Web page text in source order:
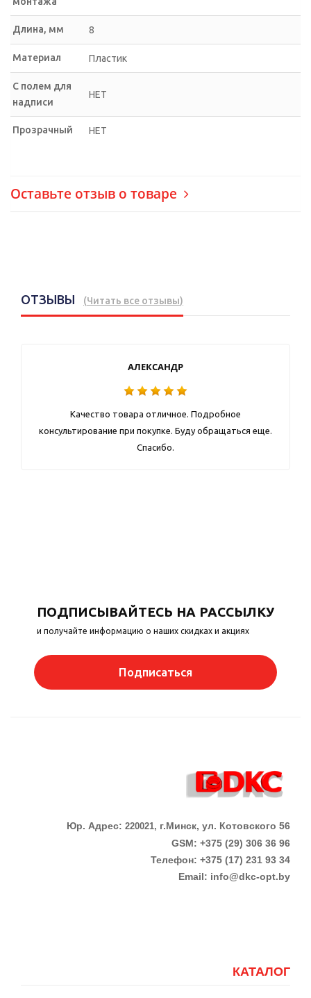
Длина, мм 8
Материал Пластик
С полем для
надписи
НЕТ
Прозрачный НЕТ
Оставьте отзыв о товаре
ОТЗЫВЫ (Читать все отзывы)
АЛЕКСАНДР
Качество товара отличное. Подробное
консультирование при покупке. Буду обращаться еще.
Спасибо.
ПОДПИСЫВАЙТЕСЬ НА РАССЫЛКУ
и получайте информацию о наших скидках и акциях
Подписаться
Юр. Адрес: 220021, г.Минск, ул. Котовского 56
GSM: +375 (29) 306 36 96
Телефон: +375 (17) 231 93 34
Email: info@dkc-opt.by
КАТАЛОГ